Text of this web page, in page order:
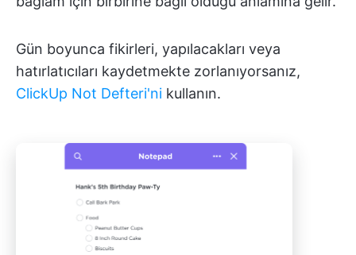
Gün boyunca fikirleri, yapılacakları veya
hatırlatıcıları kaydetmekte zorlanıyorsanız,
ClickUp Not Defteri'ni kullanın.